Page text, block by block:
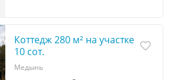
Коттедж 280 м² на участке
10 сот.
Медынь